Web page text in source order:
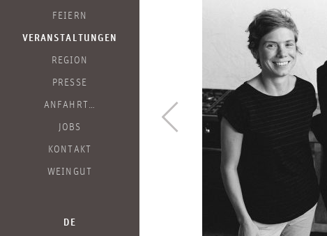
FEIERN
VERANSTALTUNGEN
REGION
PRESSE
ANFAHRT…
JOBS
KONTAKT
WEINGUT
DE